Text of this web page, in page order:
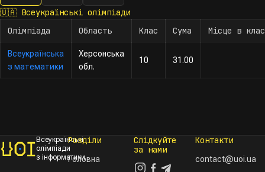
2019
🇺🇦 Всеукраїнські олімпіади
Олімпіада
Область Клас Сума Місце в
Всеукраїнська
з математики
Херсонська
обл.
10 31.00
Всеукраїнські
олімпіади
з інформатики
Розділи
Головна
Слідкуйте
за нами
Контакти
contact@uoi.ua